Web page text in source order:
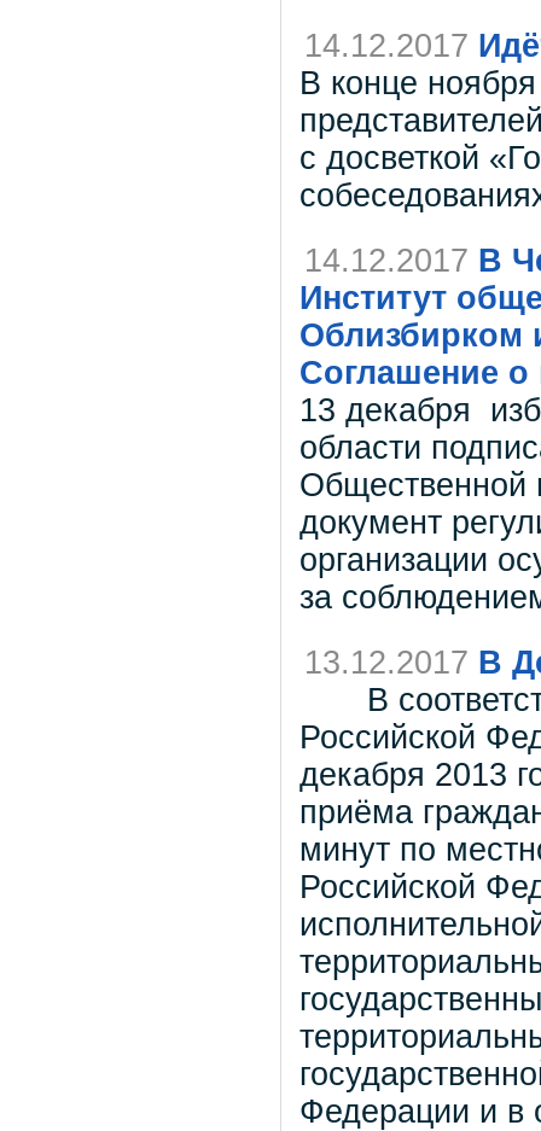
14.12.2017
В конце
с досветкой
14.12.2017 В
Институт
Облизбирком
Соглашение о
13 декабря
области
Общественной
документ
организации
за
13.12.2017 В
В
Российской
декабря 2013
приёма
минут по
Российской
Федерации и в